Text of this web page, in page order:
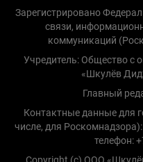
Зарегистрировано
связи,
коммуникаций
Учредитель: Общество с
«Шкулёв
Главный
Контактные данные для
числе, для
телефон: